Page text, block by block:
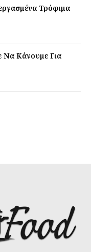
Τρόφιμα
Να Κάνουμε Για